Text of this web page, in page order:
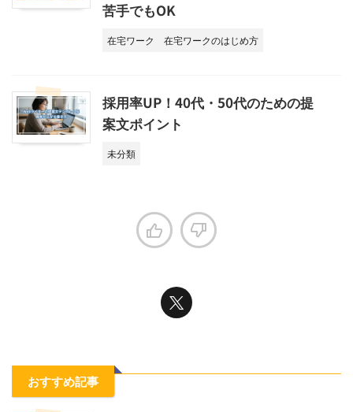
苦手でもOK
在宅ワーク 在宅ワークのはじめ方
採用率UP！40代・50代のための提
案文ポイント
未分類
おすすめ記事